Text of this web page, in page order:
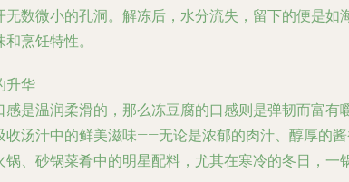
无数微小的孔洞。解冻后，水分流失，留下的便是
烹饪特性。
升华
感是温润柔滑的，那么冻豆腐的口感则是弹韧而富
收汤汁中的鲜美滋味——无论是浓郁的肉汁、醇厚的
锅、砂锅菜肴中的明星配料，尤其在寒冷的冬日，一